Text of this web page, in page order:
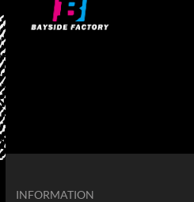
INFORMATION